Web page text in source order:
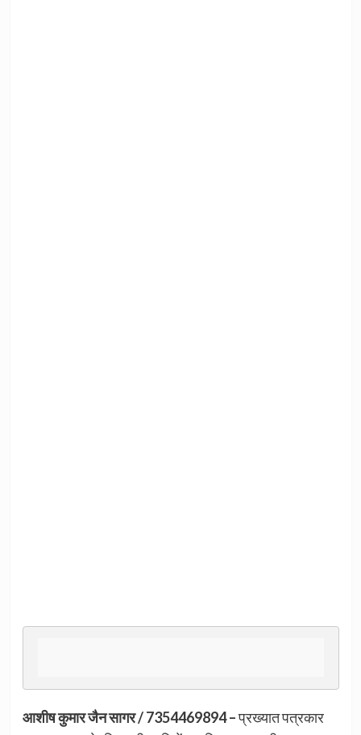
आशीष कुमार जैन सागर / 7354469894 –प्रख्यात पत्रकार